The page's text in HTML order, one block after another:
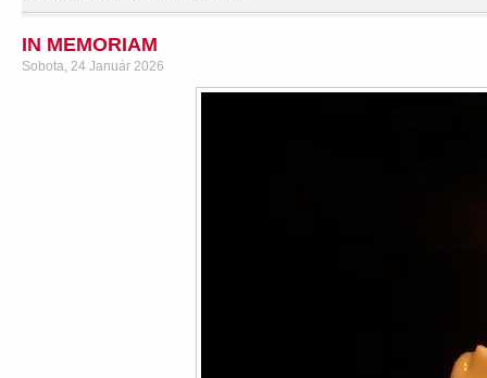
IN MEMORIAM
Sobota, 24 Január 2026